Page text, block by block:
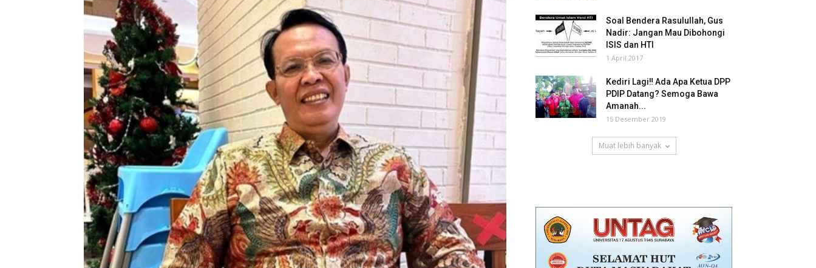
Soal Bendera Rasulullah, Gus
Nadir: Jangan Mau Dibohongi
ISIS dan HTI
1 April 2017
Kediri Lagi‼ Ada Apa Ketua DPP
PDIP Datang? Semoga Bawa
Amanah...
15 Desember 2019
Muat lebih banyak